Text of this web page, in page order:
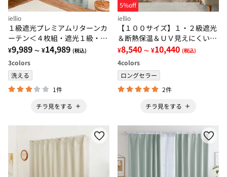
iellio
１級遮光プレミアムリターンカ
ーテン＜４枚組・遮光１級・無
地・洗える・形状記憶加工・新
生活・イージーオーダー＞
¥9,989 ～ ¥14,989 (税込)
3colors
洗える
1件
チラ見をする
5%off
iellio
【１００サイズ】１・２級遮光
＆断熱保温＆ＵＶ見えにくいレ
ース付カーテンセット＜イージ
ーオーダー・無地・新生活・イ
エロー＞
¥8,540 ～ ¥10,440 (税込)
4colors
ロングセラー
2件
チラ見をする